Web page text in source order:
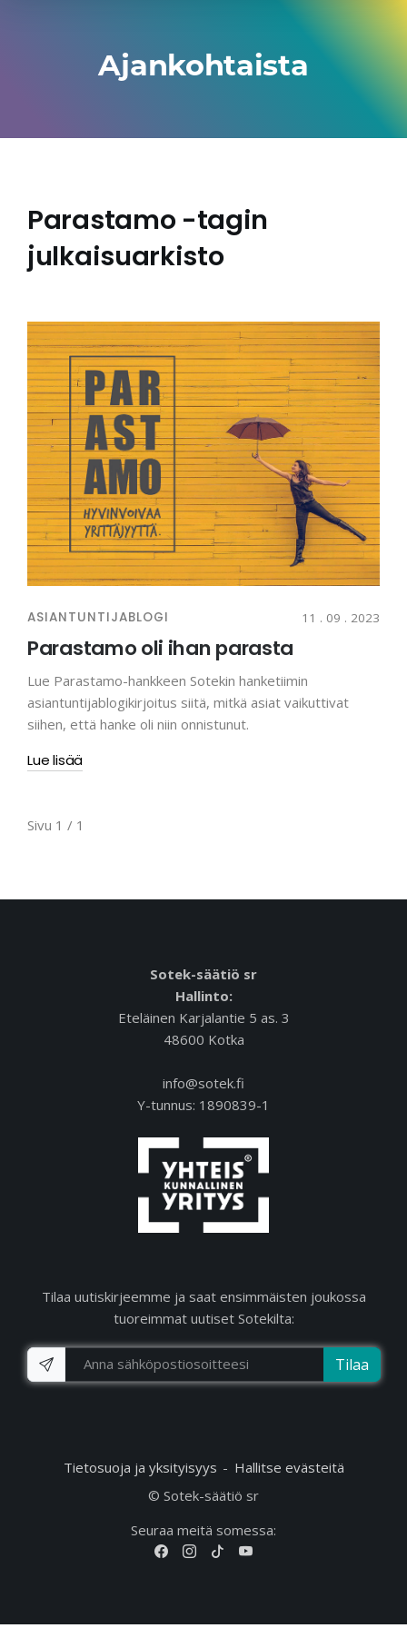
Ajankohtaista
Parastamo -tagin
julkaisuarkisto
ASIANTUNTIJABLOGI 11 . 09 . 2023
Parastamo oli ihan parasta
Lue Parastamo-hankkeen Sotekin hanketiimin
asiantuntijablogikirjoitus siitä, mitkä asiat vaikuttivat
siihen, että hanke oli niin onnistunut.
Lue lisää
Sivu 1 / 1
Sotek-säätiö sr
Hallinto:
Eteläinen Karjalantie 5 as. 3
48600 Kotka
info@sotek.fi
Y-tunnus: 1890839-1
Tilaa uutiskirjeemme ja saat ensimmäisten joukossa
tuoreimmat uutiset Sotekilta:
Tilaa
Tietosuoja ja yksityisyys
Hallitse evästeitä
© Sotek-säätiö sr
Seuraa meitä somessa: